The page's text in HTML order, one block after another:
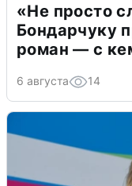
«Не просто
Бондарчуку
роман — с
6 августа 14